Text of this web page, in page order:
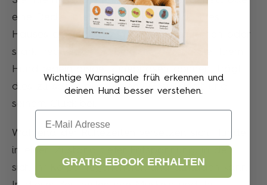
eine Decke in einem ruhigen Bereich Ihres
Hauses an, fernab von lauten Geräuschen oder
stark frequentierten Bereichen. Wenn Sie Ihrem
Hund regelmäßige Ruhephasen gönnen, trägt
dies zu seiner allgemeinen Gesundheit und
seinem Glück bei.
Während der Ruhezeiten versetzen sich Hunde
in einen Zustand tiefer Entspannung, in dem
sich ihr Körper regenerieren und aufladen kann.
Wichtige Warnsignale früh erkennen und
deinen Hund besser verstehen.
Email
GRATIS EBOOK ERHALTEN